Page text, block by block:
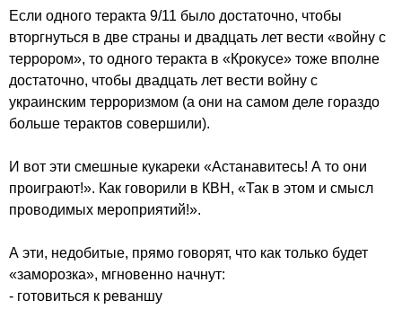
Если одного теракта 9/11 было достаточно, чтобы
вторгнуться в две страны и двадцать лет вести «войну с
террором», то одного теракта в «Крокусе» тоже вполне
достаточно, чтобы двадцать лет вести войну с
украинским терроризмом (а они на самом деле гораздо
больше терактов совершили).
И вот эти смешные кукареки «Астанавитесь! А то они
проиграют!». Как говорили в КВН, «Так в этом и смысл
проводимых мероприятий!».
А эти, недобитые, прямо говорят, что как только будет
«заморозка», мгновенно начнут:
- готовиться к реваншу